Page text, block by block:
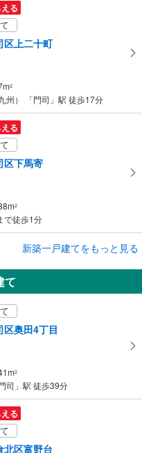
る
区上二十町
2
州） 「門司」駅 徒歩17分
る
区下馬寄
2
で徒歩1分
大里戸ノ上2丁目
2
州） 「門司」駅 徒歩14分
新築一戸建てをもっと見る
て
区奥田4丁目
2
司」駅 徒歩39分
る
北区富野台